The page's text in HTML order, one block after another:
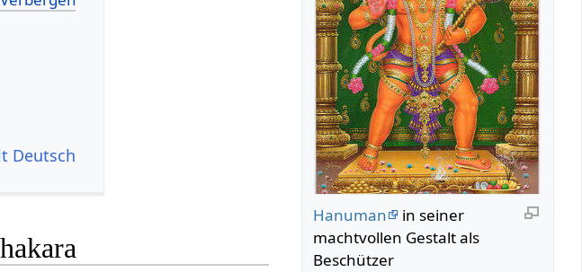
Hanuman
in seiner
machtvollen Gestalt als
Beschützer
Deutsch